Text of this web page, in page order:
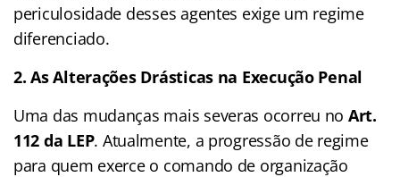
periculosidade desses agentes exige um regime
diferenciado.
2. As Alterações Drásticas na Execução Penal
Uma das mudanças mais severas ocorreu no Art.
112 da LEP. Atualmente, a progressão de regime
para quem exerce o comando de organização